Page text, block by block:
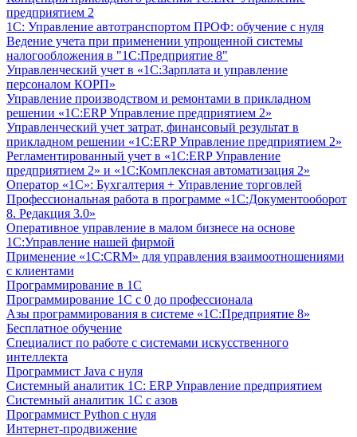
предприятием 2
1С: Управление автотранспортом ПРОФ: обучение с нуля
Ведение учета при применении упрощенной системы
налогообложения в "1С:Предприятие 8"
Управленческий учет в «1C:Зарплата и управление
персоналом КОРП»
Управление производством и ремонтами в прикладном
решении «1С:ERP Управление предприятием 2»
Управленческий учет затрат, финансовый результат в
прикладном решении «1С:ERP Управление предприятием 2»
Регламентированный учет в «1С:ERP Управление
предприятием 2» и «1С:Комплексная автоматизация 2»
Оператор «1С»: Бухгалтерия + Управление торговлей
Профессиональная работа в программе «1С:Документооборот
8. Редакция 3.0»
Оперативное управление в малом бизнесе на основе
1С:Управление нашей фирмой
Применение «1С:CRM» для управления взаимоотношениями
с клиентами
Программирование в 1С
Программирование 1С с 0 до профессионала
Азы программирования в системе «1С:Предприятие 8»
Бесплатное обучение
Специалист по работе с системами искусственного
интеллекта
Программист Java с нуля
Системный аналитик 1С: ERP Управление предприятием
Системный аналитик 1С с азов
Программист Python с нуля
Интернет-продвижение